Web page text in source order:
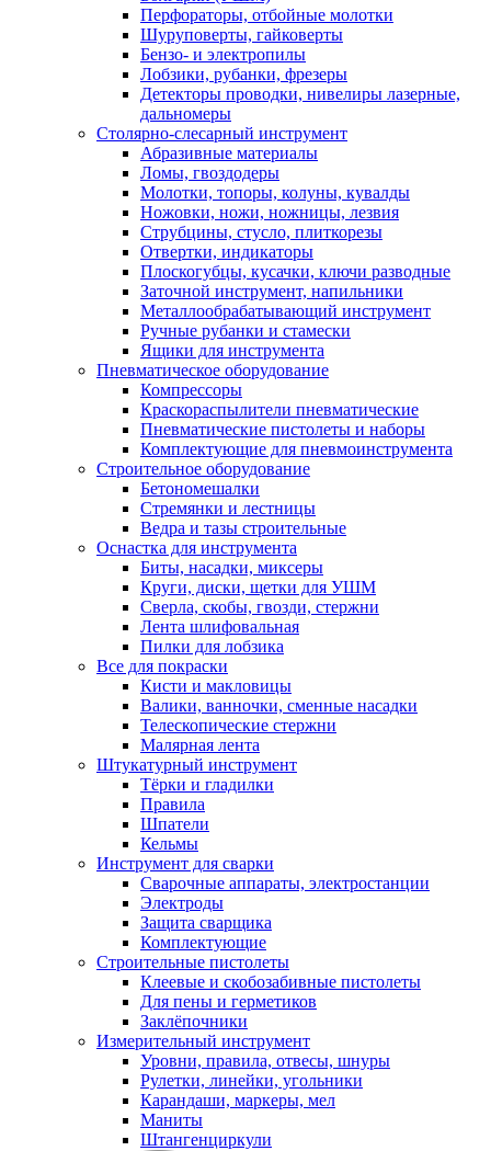
Перфораторы, отбойные молотки
Шуруповерты, гайковерты
Бензо- и электропилы
Лобзики, рубанки, фрезеры
Детекторы проводки, нивелиры лазерные,
дальномеры
Столярно-слесарный инструмент
Абразивные материалы
Ломы, гвоздодеры
Молотки, топоры, колуны, кувалды
Ножовки, ножи, ножницы, лезвия
Струбцины, стусло, плиткорезы
Отвертки, индикаторы
Плоскогубцы, кусачки, ключи разводные
Заточной инструмент, напильники
Металлообрабатывающий инструмент
Ручные рубанки и стамески
Ящики для инструмента
Пневматическое оборудование
Компрессоры
Краскораспылители пневматические
Пневматические пистолеты и наборы
Комплектующие для пневмоинструмента
Строительное оборудование
Бетономешалки
Стремянки и лестницы
Ведра и тазы строительные
Оснастка для инструмента
Биты, насадки, миксеры
Круги, диски, щетки для УШМ
Сверла, скобы, гвозди, стержни
Лента шлифовальная
Пилки для лобзика
Все для покраски
Кисти и макловицы
Валики, ванночки, сменные насадки
Телескопические стержни
Малярная лента
Штукатурный инструмент
Тёрки и гладилки
Правила
Шпатели
Кельмы
Инструмент для сварки
Сварочные аппараты, электростанции
Электроды
Защита сварщика
Комплектующие
Строительные пистолеты
Клеевые и скобозабивные пистолеты
Для пены и герметиков
Заклёпочники
Измерительный инструмент
Уровни, правила, отвесы, шнуры
Рулетки, линейки, угольники
Карандаши, маркеры, мел
Маниты
Штангенциркули